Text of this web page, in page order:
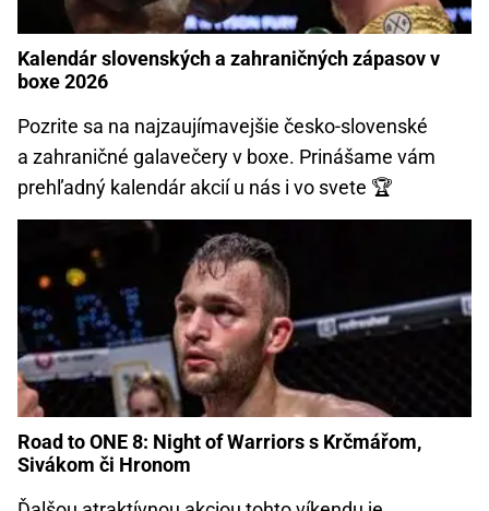
Kalendár slovenských a zahraničných zápasov v
boxe 2026
Pozrite sa na najzaujímavejšie česko-slovenské
a zahraničné galavečery v boxe. Prinášame vám
prehľadný kalendár akcií u nás i vo svete 🏆
Road to ONE 8: Night of Warriors s Krčmářom,
Sivákom či Hronom